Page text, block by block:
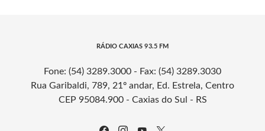
RÁDIO CAXIAS 93.5 FM
Fone: (54) 3289.3000 - Fax: (54) 3289.3030
Rua Garibaldi, 789, 21º andar, Ed. Estrela, Centro
CEP 95084.900 - Caxias do Sul - RS